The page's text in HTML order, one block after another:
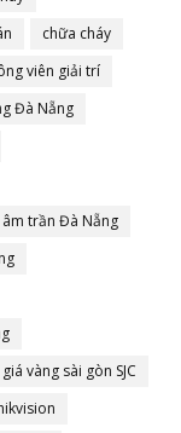
chữa cháy
viên giải trí
Đà Nẵng
trần Đà Nẵng
giá vàng sài gòn SJC